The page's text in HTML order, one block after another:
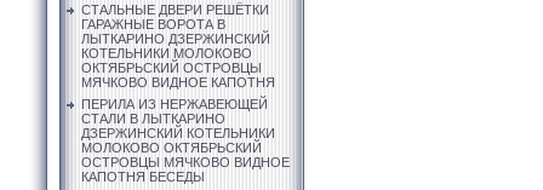
СТАЛЬНЫЕ ДВЕРИ РЕШЁТКИ
ГАРАЖНЫЕ ВОРОТА В
ЛЫТКАРИНО ДЗЕРЖИНСКИЙ
КОТЕЛЬНИКИ МОЛОКОВО
ОКТЯБРЬСКИЙ ОСТРОВЦЫ
МЯЧКОВО ВИДНОЕ КАПОТНЯ
ПЕРИЛА ИЗ НЕРЖАВЕЮЩЕЙ
СТАЛИ В ЛЫТКАРИНО
ДЗЕРЖИНСКИЙ КОТЕЛЬНИКИ
МОЛОКОВО ОКТЯБРЬСКИЙ
ОСТРОВЦЫ МЯЧКОВО ВИДНОЕ
КАПОТНЯ БЕСЕДЫ